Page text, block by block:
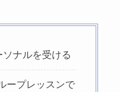
ナルを受ける
ープレッスンで